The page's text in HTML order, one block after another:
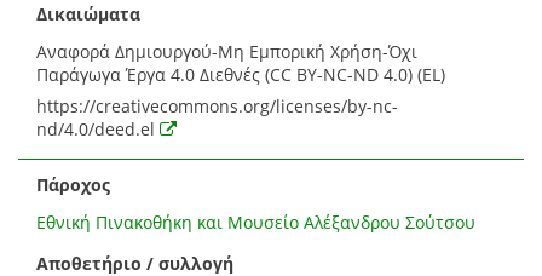
Δικαιώματα
Αναφορά Δημιουργού-Μη Εμπορική Χρήση-Όχι
Παράγωγα Έργα 4.0 Διεθνές (CC BY-NC-ND 4.0) (EL)
https://creativecommons.org/licenses/by-nc-
nd/4.0/deed.el
Πάροχος
Εθνική Πινακοθήκη και Μουσείο Αλέξανδρου Σούτσου
Αποθετήριο / συλλογή